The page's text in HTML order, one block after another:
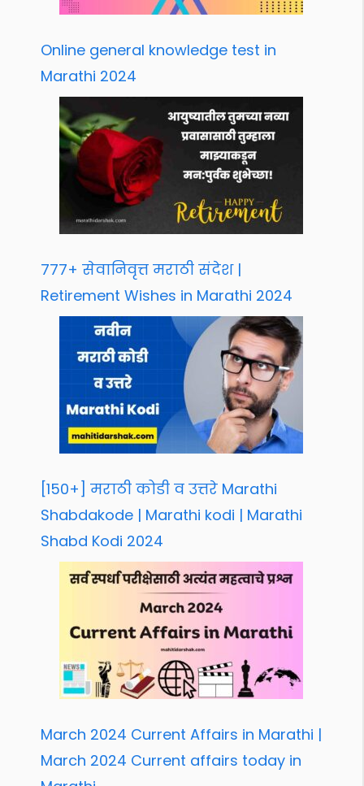
Online general knowledge test in
Marathi 2024
777+ सेवानिवृत्त मराठी संदेश |
Retirement Wishes in Marathi 2024
[150+] मराठी कोडी व उत्तरे Marathi
Shabdakode | Marathi kodi | Marathi
Shabd Kodi 2024
March 2024 Current Affairs in Marathi |
March 2024 Current affairs today in